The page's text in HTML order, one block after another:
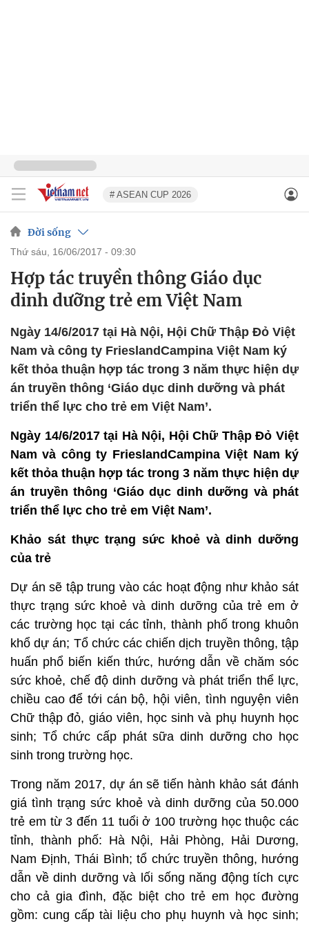
# ASEAN CUP 2026
Đời sống
thứ sáu, 16/06/2017 - 09:30
Hợp tác truyền thông Giáo dục
dinh dưỡng trẻ em Việt Nam
Ngày 14/6/2017 tại Hà Nội, Hội Chữ Thập Đỏ Việt
Nam và công ty FrieslandCampina Việt Nam ký
kết thỏa thuận hợp tác trong 3 năm thực hiện dự
án truyền thông ‘Giáo dục dinh dưỡng và phát
triển thể lực cho trẻ em Việt Nam’.
Ngày 14/6/2017 tại Hà Nội, Hội Chữ Thập Đỏ Việt
Nam và công ty FrieslandCampina Việt Nam ký
kết thỏa thuận hợp tác trong 3 năm thực hiện dự
án truyền thông ‘Giáo dục dinh dưỡng và phát
triển thể lực cho trẻ em Việt Nam’.
Khảo sát thực trạng sức khoẻ và dinh dưỡng
của trẻ
Dự án sẽ tập trung vào các hoạt động như khảo sát
thực trạng sức khoẻ và dinh dưỡng của trẻ em ở
các trường học tại các tỉnh, thành phố trong khuôn
khổ dự án; Tổ chức các chiến dịch truyền thông, tập
huấn phổ biến kiến thức, hướng dẫn về chăm sóc
sức khoẻ, chế độ dinh dưỡng và phát triển thể lực,
chiều cao để tới cán bộ, hội viên, tình nguyện viên
Chữ thập đỏ, giáo viên, học sinh và phụ huynh học
sinh; Tổ chức cấp phát sữa dinh dưỡng cho học
sinh trong trường học.
Trong năm 2017, dự án sẽ tiến hành khảo sát đánh
giá tình trạng sức khoẻ và dinh dưỡng của 50.000
trẻ em từ 3 đến 11 tuổi ở 100 trường học thuộc các
tỉnh, thành phố: Hà Nội, Hải Phòng, Hải Dương,
Nam Định, Thái Bình; tổ chức truyền thông, hướng
dẫn về dinh dưỡng và lối sống năng động tích cực
cho cả gia đình, đặc biệt cho trẻ em học đường
gồm: cung cấp tài liệu cho phụ huynh và học sinh;